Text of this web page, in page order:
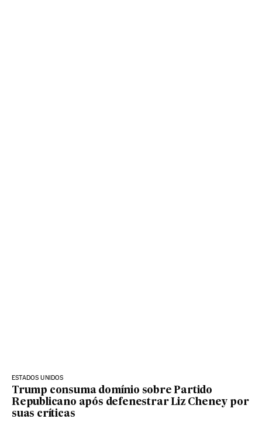
ESTADOS UNIDOS
Trump consuma domínio sobre Partido
Republicano após defenestrar Liz Cheney por
suas críticas